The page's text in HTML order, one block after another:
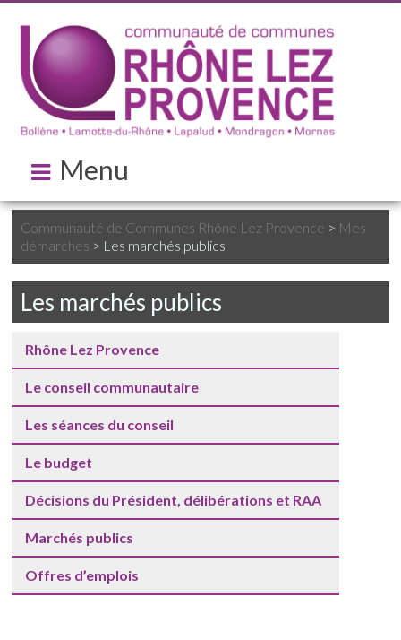
Menu
Communauté de Communes Rhône Lez Provence > Mes
démarches > Les marchés publics
Les marchés publics
Rhône Lez Provence
Le conseil communautaire
Les séances du conseil
Le budget
Décisions du Président, délibérations et RAA
Marchés publics
Offres d’emplois